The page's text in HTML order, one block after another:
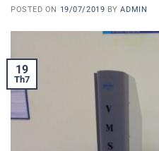
POSTED ON 19/07/2019 BYADMIN
19
Th7